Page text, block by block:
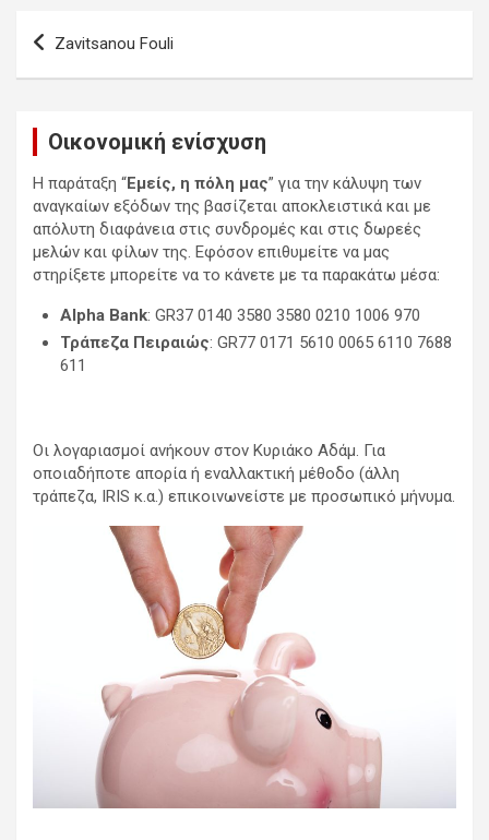
Πλοήγηση
Zavitsanou Fouli
Οικονομική ενίσχυση
Η παράταξη “Εμείς, η πόλη μας” για την κάλυψη των
αναγκαίων εξόδων της βασίζεται αποκλειστικά και με
απόλυτη διαφάνεια στις συνδρομές και στις δωρεές
μελών και φίλων της. Εφόσον επιθυμείτε να μας
στηρίξετε μπορείτε να το κάνετε με τα παρακάτω μέσα:
Alpha Bank: GR37 0140 3580 3580 0210 1006 970
Τράπεζα Πειραιώς: GR77 0171 5610 0065 6110 7688
611
Οι λογαριασμοί ανήκουν στον Κυριάκο Αδάμ. Για
οποιαδήποτε απορία ή εναλλακτική μέθοδο (άλλη
τράπεζα, IRIS κ.α.) επικοινωνείστε με προσωπικό μήνυμα.